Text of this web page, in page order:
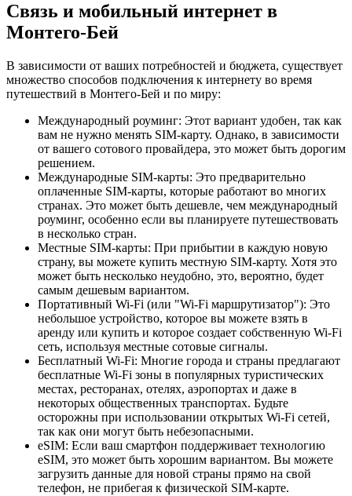
Связь и мобильный интернет в
Монтего-Бей
В зависимости от ваших потребностей и бюджета, существует
множество способов подключения к интернету во время
путешествий в Монтего-Бей и по миру:
Международный роуминг: Этот вариант удобен, так как
вам не нужно менять SIM-карту. Однако, в зависимости
от вашего сотового провайдера, это может быть дорогим
решением.
Международные SIM-карты: Это предварительно
оплаченные SIM-карты, которые работают во многих
странах. Это может быть дешевле, чем международный
роуминг, особенно если вы планируете путешествовать
в несколько стран.
Местные SIM-карты: При прибытии в каждую новую
страну, вы можете купить местную SIM-карту. Хотя это
может быть несколько неудобно, это, вероятно, будет
самым дешевым вариантом.
Портативный Wi-Fi (или "Wi-Fi маршрутизатор"): Это
небольшое устройство, которое вы можете взять в
аренду или купить и которое создает собственную Wi-Fi
сеть, используя местные сотовые сигналы.
Бесплатный Wi-Fi: Многие города и страны предлагают
бесплатные Wi-Fi зоны в популярных туристических
местах, ресторанах, отелях, аэропортах и даже в
некоторых общественных транспортах. Будьте
осторожны при использовании открытых Wi-Fi сетей,
так как они могут быть небезопасными.
eSIM: Если ваш смартфон поддерживает технологию
eSIM, это может быть хорошим вариантом. Вы можете
загрузить данные для новой страны прямо на свой
телефон, не прибегая к физической SIM-карте.